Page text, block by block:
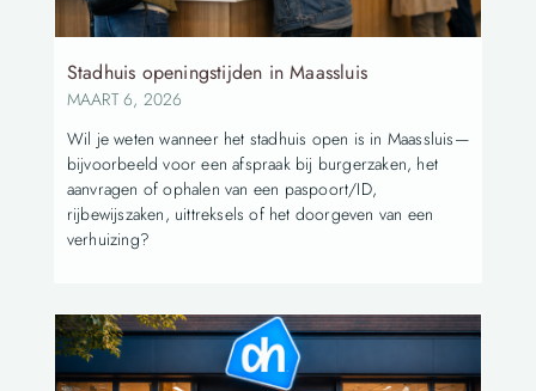
Stadhuis openingstijden in Maassluis
MAART 6, 2026
Wil je weten wanneer het stadhuis open is in Maassluis—
bijvoorbeeld voor een afspraak bij burgerzaken, het
aanvragen of ophalen van een paspoort/ID,
rijbewijszaken, uittreksels of het doorgeven van een
verhuizing?